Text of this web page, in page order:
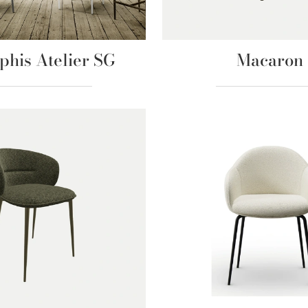
Atelier SG Macaron